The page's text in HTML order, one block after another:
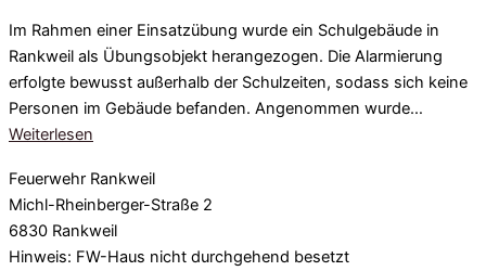
Im Rahmen einer Einsatzübung wurde ein Schulgebäude in
Rankweil als Übungsobjekt herangezogen. Die Alarmierung
erfolgte bewusst außerhalb der Schulzeiten, sodass sich keine
Personen im Gebäude befanden. Angenommen wurde…
Weiterlesen
Feuerwehr Rankweil
Michl-Rheinberger-Straße 2
6830 Rankweil
Hinweis: FW-Haus nicht durchgehend besetzt